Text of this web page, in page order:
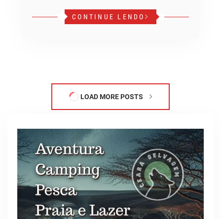
CONTINUE LENDO
LOAD MORE POSTS